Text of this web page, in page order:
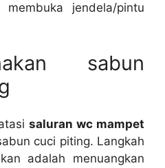
jendela/pintu
sabun
saluran wc mampet
cuci piting. Langkah
аdаlаh menuangkan